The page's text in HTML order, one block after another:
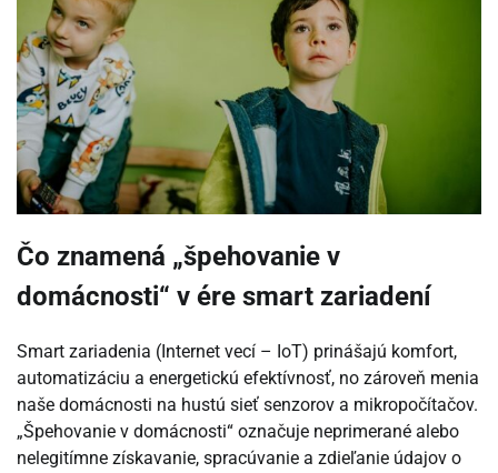
Čo znamená „špehovanie v
domácnosti“ v ére smart zariadení
Smart zariadenia (Internet vecí – IoT) prinášajú komfort,
automatizáciu a energetickú efektívnosť, no zároveň menia
naše domácnosti na hustú sieť senzorov a mikropočítačov.
„Špehovanie v domácnosti“ označuje neprimerané alebo
nelegitímne získavanie, spracúvanie a zdieľanie údajov o